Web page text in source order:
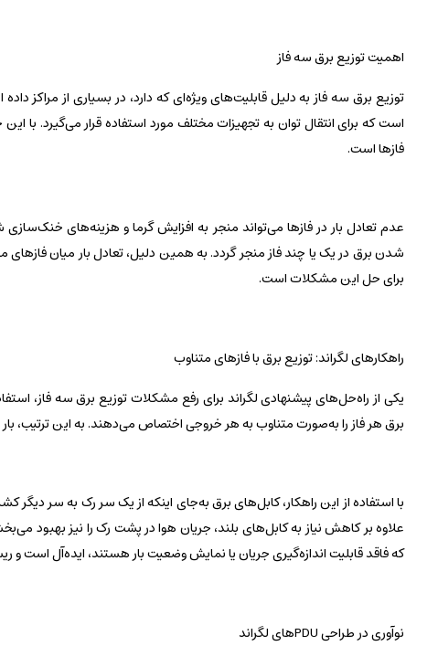
اهمیت توزیع برق سه فاز
توزیع برق سه فاز به دلیل قابلیت‌های ویژه‌ای که دارد، در بسیاری از
است که برای انتقال توان به تجهیزات مختلف مورد استفاده قرار می‌گیرد. با
فازها است.
عدم تعادل بار در فازها می‌تواند منجر به افزایش گرما و هزینه‌های
شدن برق در یک یا چند فاز منجر گردد. به همین دلیل، تعادل بار میان فازهای
برای حل این مشکلات است.
راهکارهای لگراند: توزیع برق با فازهای متناوب
برق هر فاز را به‌صورت متناوب به هر خروجی اختصاص می‌دهند. به این ترتیب،
با استفاده از این راهکار، کابل‌های برق به‌جای اینکه از یک سر رک به سر
که فاقد قابلیت اندازه‌گیری جریان یا نمایش وضعیت بار هستند، ایده‌آل
نوآوری در طراحی PDUهای لگراند